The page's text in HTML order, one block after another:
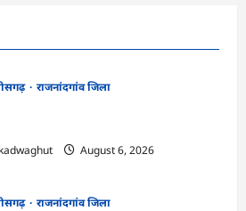
राजनांदगांव जिला
kadwaghut
August 6, 2026
राजनांदगांव जिला